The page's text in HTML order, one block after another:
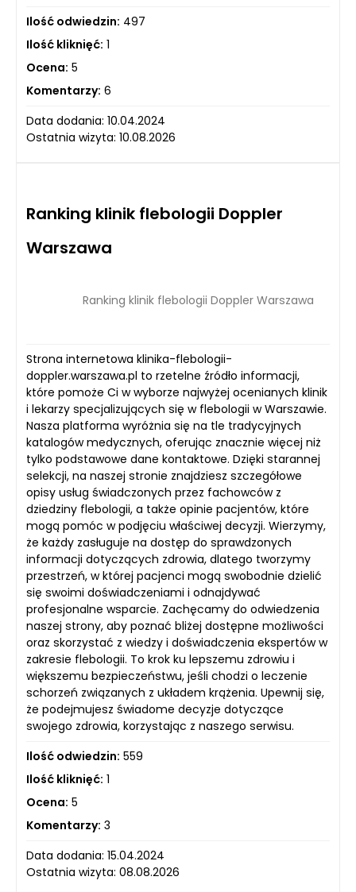
Ilość odwiedzin: 497
Ilość kliknięć: 1
Ocena: 5
Komentarzy: 6
Data dodania: 10.04.2024
Ostatnia wizyta: 10.08.2026
Ranking klinik flebologii Doppler
Warszawa
Ranking klinik flebologii Doppler Warszawa
Strona internetowa klinika-flebologii-
doppler.warszawa.pl to rzetelne źródło informacji,
które pomoże Ci w wyborze najwyżej ocenianych klinik
i lekarzy specjalizujących się w flebologii w Warszawie.
Nasza platforma wyróżnia się na tle tradycyjnych
katalogów medycznych, oferując znacznie więcej niż
tylko podstawowe dane kontaktowe. Dzięki starannej
selekcji, na naszej stronie znajdziesz szczegółowe
opisy usług świadczonych przez fachowców z
dziedziny flebologii, a także opinie pacjentów, które
mogą pomóc w podjęciu właściwej decyzji. Wierzymy,
że każdy zasługuje na dostęp do sprawdzonych
informacji dotyczących zdrowia, dlatego tworzymy
przestrzeń, w której pacjenci mogą swobodnie dzielić
się swoimi doświadczeniami i odnajdywać
profesjonalne wsparcie. Zachęcamy do odwiedzenia
naszej strony, aby poznać bliżej dostępne możliwości
oraz skorzystać z wiedzy i doświadczenia ekspertów w
zakresie flebologii. To krok ku lepszemu zdrowiu i
większemu bezpieczeństwu, jeśli chodzi o leczenie
schorzeń związanych z układem krążenia. Upewnij się,
że podejmujesz świadome decyzje dotyczące
swojego zdrowia, korzystając z naszego serwisu.
Ilość odwiedzin: 559
Ilość kliknięć: 1
Ocena: 5
Komentarzy: 3
Data dodania: 15.04.2024
Ostatnia wizyta: 08.08.2026